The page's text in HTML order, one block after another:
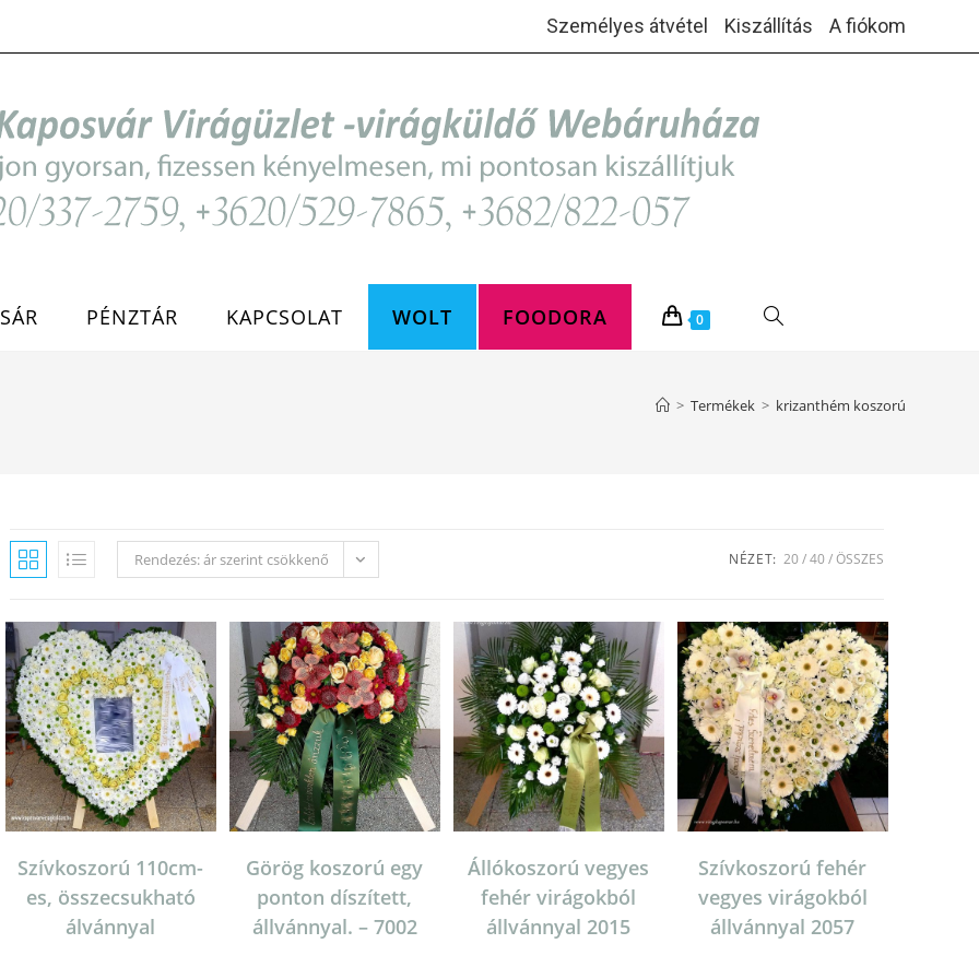
Személyes átvétel Kiszállítás A fiókom
PÉNZTÁR KAPCSOLAT WOLT FOODORA 0 TOGGLE
> Termékek > krizanthém koszorú
Rendezés: ár szerint csökkenő NÉZET: 20 40 ÖSSZES
Szívkoszorú 110cm-
es, összecsukható
álvánnyal
Görög koszorú egy
ponton díszített,
állvánnyal. – 7002
Állókoszorú vegyes
fehér virágokból
állvánnyal 2015
Szívkoszorú fehér
vegyes virágokból
állvánnyal 2057